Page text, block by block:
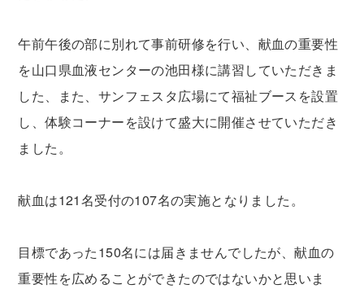
午前午後の部に別れて事前研修を行い、献血の重要性
を山口県血液センターの池田様に講習していただきま
した、また、サンフェスタ広場にて福祉ブースを設置
し、体験コーナーを設けて盛大に開催させていただき
ました。
献血は121名受付の107名の実施となりました。
目標であった150名には届きませんでしたが、献血の
重要性を広めることができたのではないかと思いま